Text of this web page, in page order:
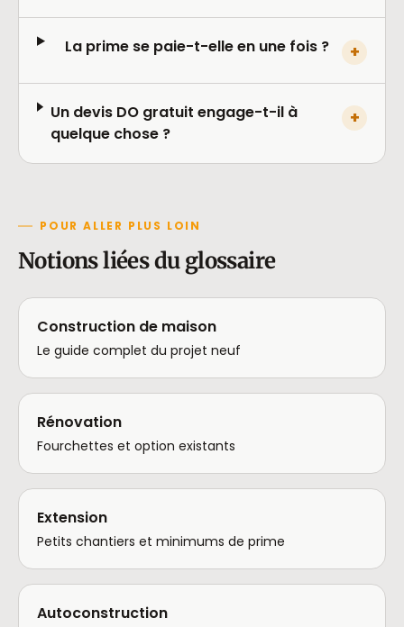
La prime se paie-t-elle en une fois ? +
Un devis DO gratuit engage-t-il à
quelque chose ?
+
POUR ALLER PLUS LOIN
Notions liées du glossaire
Construction de maison
Le guide complet du projet neuf
Rénovation
Fourchettes et option existants
Extension
Petits chantiers et minimums de prime
Autoconstruction